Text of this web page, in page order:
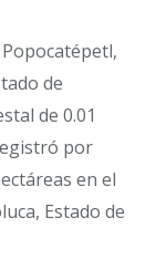
de
de 0.01
por
en el
Estado de